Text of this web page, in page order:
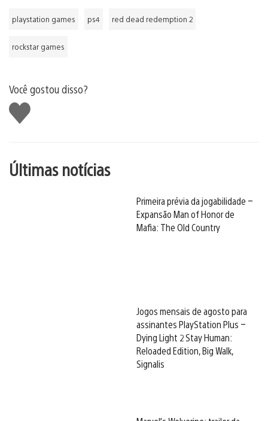
playstation games ps4 red dead redemption 2
rockstar games
Você gostou disso?
Curtir
Últimas notícias
Primeira prévia da jogabilidade –
Expansão Man of Honor de
Mafia: The Old Country
Jogos mensais de agosto para
assinantes PlayStation Plus –
Dying Light 2 Stay Human:
Reloaded Edition, Big Walk,
Signalis